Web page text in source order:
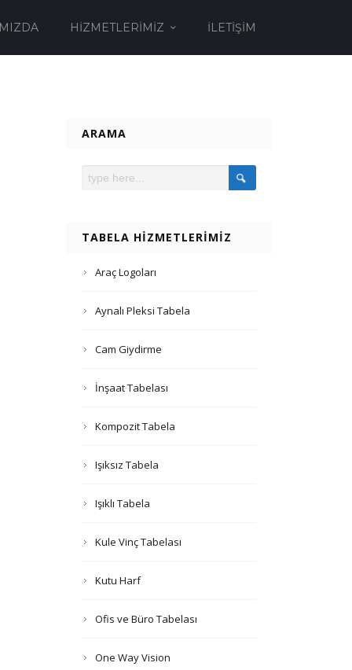
HIZMETLERIMIZ İLETIŞIM
ARAMA
TABELA HIZMETLERIMIZ
Araç Logoları
Aynalı Pleksi Tabela
Cam Giydirme
İnşaat Tabelası
Kompozit Tabela
Işıksız Tabela
Işıklı Tabela
Kule Vinç Tabelası
Kutu Harf
Ofis ve Büro Tabelası
One Way Vision